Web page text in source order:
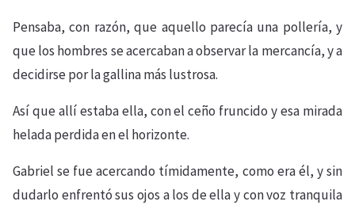
Pensaba, con razón, que aquello parecía una pollería, y
que los hombres se acercaban a observar la mercancía, y a
decidirse por la gallina más lustrosa.
Así que allí estaba ella, con el ceño fruncido y esa mirada
helada perdida en el horizonte.
Gabriel se fue acercando tímidamente, como era él, y sin
dudarlo enfrentó sus ojos a los de ella y con voz tranquila